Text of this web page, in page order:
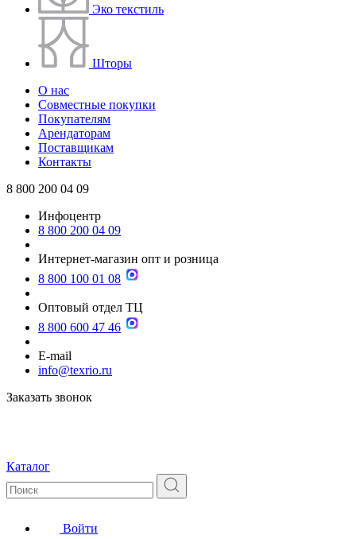
Эко текстиль
Шторы
О нас
Совместные покупки
Покупателям
Арендаторам
Поставщикам
Контакты
8 800 200 04 09
Инфоцентр
8 800 200 04 09
Интернет-магазин опт и розница
8 800 100 01 08
Оптовый отдел ТЦ
8 800 600 47 46
E-mail
info@texrio.ru
Заказать звонок
Каталог
Войти